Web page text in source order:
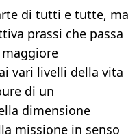
di tutti e tutte, ma
prassi che passa
vari livelli della vita
di un
dimensione
missione in senso